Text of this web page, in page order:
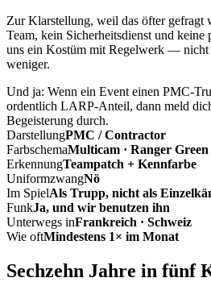
Zur Klarstellung, weil das öfter
Team, kein Sicherheitsdienst und
uns ein Kostüm mit Regelwerk — nicht
weniger.
Und ja: Wenn ein Event einen PMC-
ordentlich LARP-Anteil, dann meld
Begeisterung durch.
DarstellungPMC / Contractor
FarbschemaMulticam · Ranger Green
ErkennungTeampatch + Kennfarbe
UniformzwangNö
Im SpielAls Trupp, nicht als
FunkJa, und wir benutzen ihn
Unterwegs inFrankreich · Schweiz
Wie oftMindestens 1× im Monat
Sechzehn Jahre in fünf